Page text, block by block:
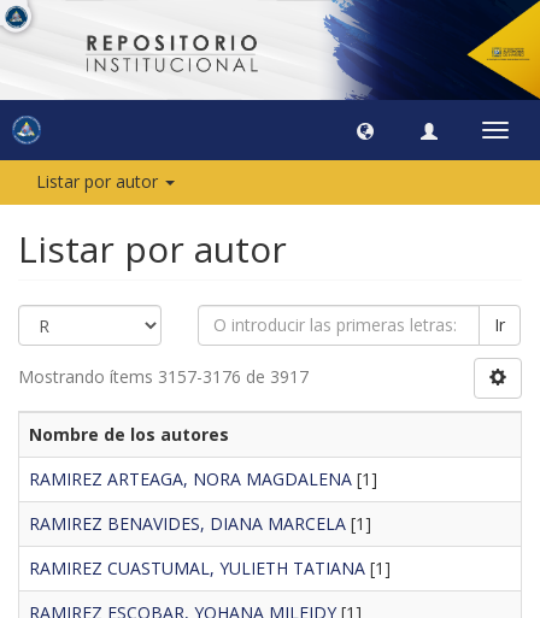
Listar por autor
Listar por autor
Ir
Mostrando ítems 3157-3176 de 3917
Nombre de los autores
RAMIREZ ARTEAGA, NORA MAGDALENA [1]
RAMIREZ BENAVIDES, DIANA MARCELA [1]
RAMIREZ CUASTUMAL, YULIETH TATIANA [1]
RAMIREZ ESCOBAR, YOHANA MILEIDY [1]